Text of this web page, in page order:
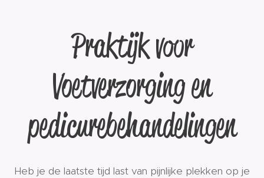
Praktijk voor
Voetverzorging en
pedicurebehandelingen
Heb je de laatste tijd last van pijnlijke plekken op je